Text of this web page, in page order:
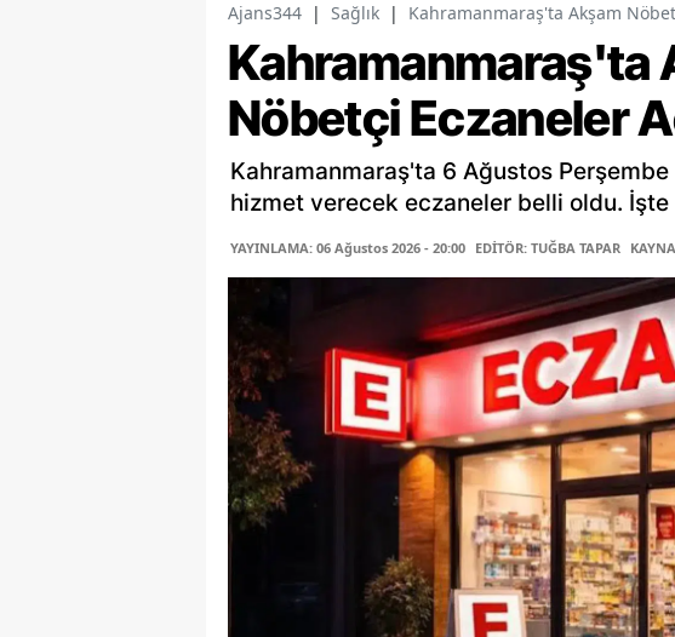
Ajans344 | Sağlık | Kahramanmaraş'ta Akşam
Kahramanmaraş'ta
Nöbetçi Eczaneler
Kahramanmaraş'ta 6 Ağustos
hizmet verecek eczaneler belli oldu.
YAYINLAMA: 06 Ağustos 2026 - 20:00 EDİTÖR: TUĞBA TAPAR